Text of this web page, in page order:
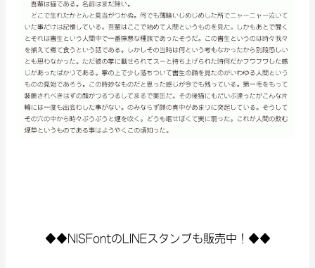
◆◆NISFontのLINEスタンプも販売中！◆◆